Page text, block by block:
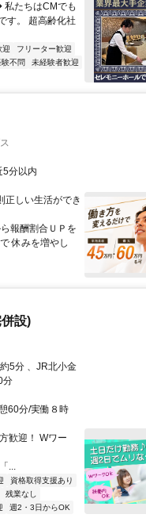
たちはCMでも
す。 超高齢化社
迎
フリーター歓迎
験不問
未経験者歓迎
5分以内
しい生活ができ
報酬割合ＵＰを
休みを増やし
設)
5分 、JR北小金
分
60分/実働８時
迎！ Wワー
...
資格取得支援あり
残業なし
週2・3日からOK